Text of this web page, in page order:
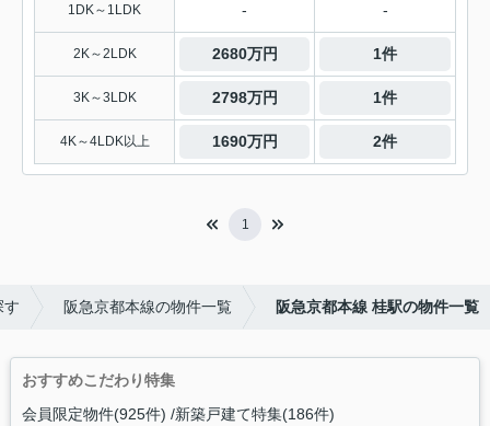
1DK～1LDK - -
2K～2LDK 2680万円 1件
3K～3LDK 2798万円 1件
4K～4LDK以上 1690万円 2件
1
す 阪急京都本線の物件一覧 阪急京都本線 桂駅の物件一覧
おすすめこだわり特集
会員限定物件(925件) 新築戸建て特集(186件)